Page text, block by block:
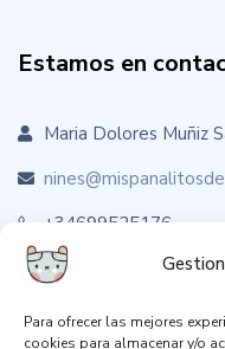
Para ofrecer las mejores
cookies para almacenar y/o
Estamos en
Maria Dolores Muñiz
+34699525176
Sígueme en RRSS